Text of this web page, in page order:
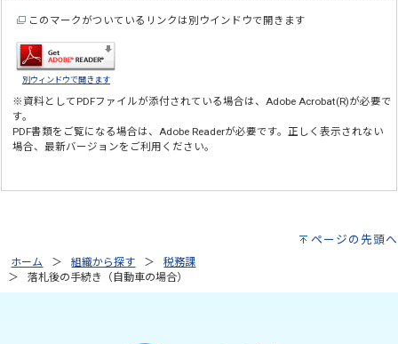
このマークがついているリンクは別ウインドウで開きます
別ウィンドウで開きます
※資料としてPDFファイルが添付されている場合は、Adobe Acrobat(R)が必要で
す。
PDF書類をご覧になる場合は、Adobe Readerが必要です。正しく表示されない
場合、最新バージョンをご利用ください。
ページの先頭へ
ホーム 組織から探す
税務課
落札後の手続き（自動車の場合）